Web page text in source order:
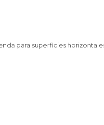
para superficies